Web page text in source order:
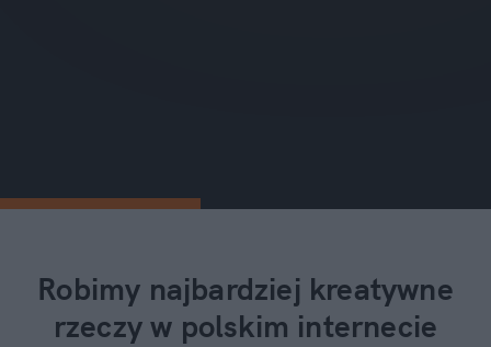
Robimy najbardziej kreatywne
rzeczy w polskim internecie